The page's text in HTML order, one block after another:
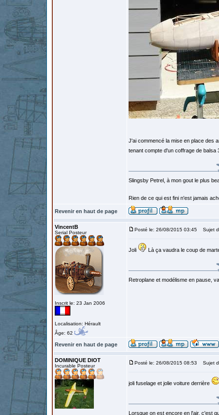
J'ai commencé la mise en place des
tenant compte d'un coffrage de
Slingsby Petrel, à mon gout le plus
Rien de ce qui est fini n'est jamais
Revenir en haut de page
VincentB
Serial Posteur
Inscrit le: 23 Jan 2006
Localisation: Hérault
Âge: 62
Posté le: 26/08/2015 03:45 Sujet
Joli Là ça vaudra le coup de
Retroplane et modélisme en pause,
Revenir en haut de page
DOMINIQUE DIOT
Incurable Posteur
Posté le: 26/08/2015 08:53 Sujet
joli fuselage et jolie voiture derrière
Lorsque on est encore en l'air, c'est